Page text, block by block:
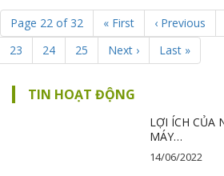
Page 22 of 32 « First ‹ Previous
23
24 25 Next › Last »
TIN HOẠT ĐỘNG
LỢI ÍCH CỦA
MÁY…
14/06/2022